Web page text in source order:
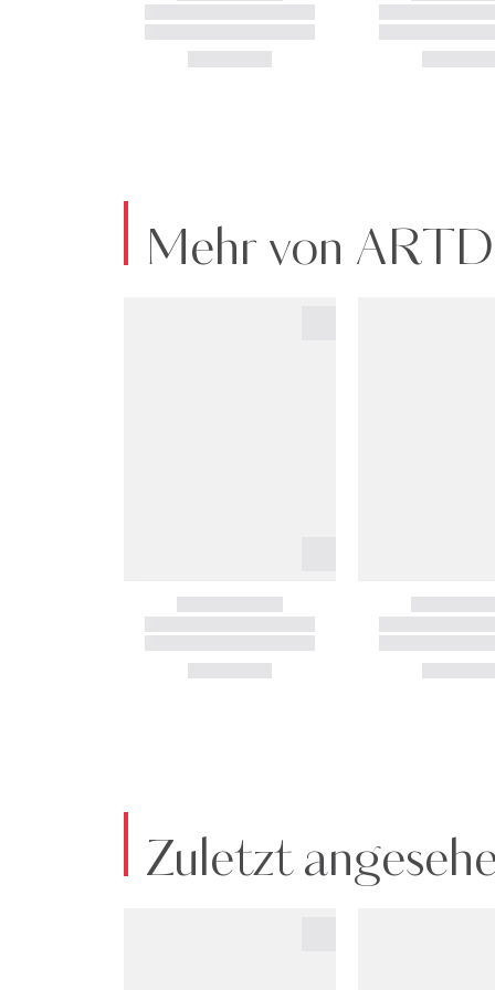
Mehr von
Zuletzt